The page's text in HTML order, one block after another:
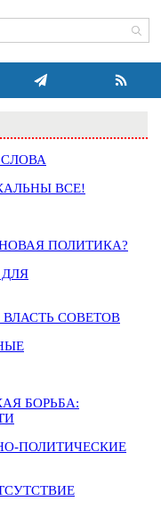
ВСЕ!
ПОЛИТИКА?
СОВЕТОВ
БОРЬБА:
ПОЛИТИЧЕСКИЕ